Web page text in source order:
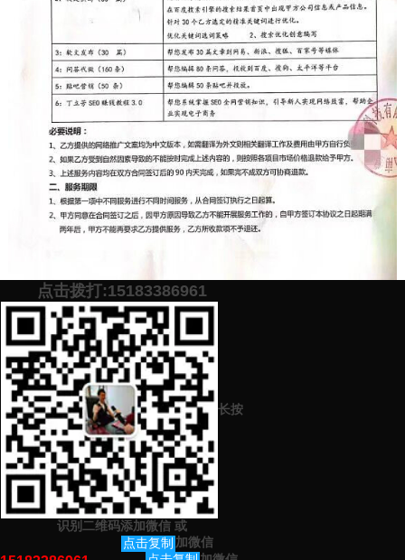
预约营销老师 添加微信号：scyxch
案！
上一篇：品牌宣传策略有哪些
下一篇：什么是网络营销推广
猜你感兴趣的内容
点击拨打:15183386961
长按
识别二维码添加微信 或
点击复制 加微信